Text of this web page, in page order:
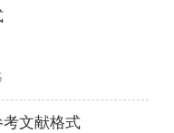
文献格式